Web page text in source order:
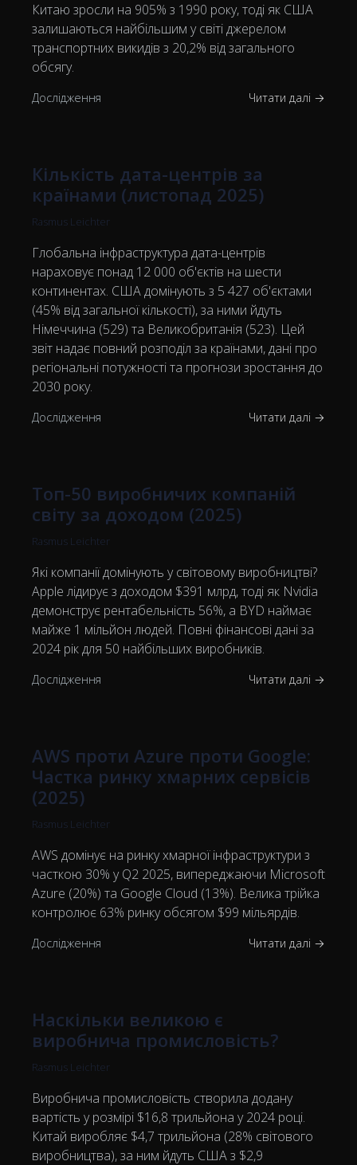
Китаю зросли на 905% з 1990 року, тоді як США
залишаються найбільшим у світі джерелом
транспортних викидів з 20,2% від загального
обсягу.
Дослідження Читати далі →
Кількість дата-центрів за
країнами (листопад 2025)
Rasmus Leichter
Глобальна інфраструктура дата-центрів
нараховує понад 12 000 об'єктів на шести
континентах. США домінують з 5 427 об'єктами
(45% від загальної кількості), за ними йдуть
Німеччина (529) та Великобританія (523). Цей
звіт надає повний розподіл за країнами, дані про
регіональні потужності та прогнози зростання до
2030 року.
Дослідження Читати далі →
Топ-50 виробничих компаній
світу за доходом (2025)
Rasmus Leichter
Які компанії домінують у світовому виробництві?
Apple лідирує з доходом $391 млрд, тоді як Nvidia
демонструє рентабельність 56%, а BYD наймає
майже 1 мільйон людей. Повні фінансові дані за
2024 рік для 50 найбільших виробників.
Дослідження Читати далі →
AWS проти Azure проти Google:
Частка ринку хмарних сервісів
(2025)
Rasmus Leichter
AWS домінує на ринку хмарної інфраструктури з
часткою 30% у Q2 2025, випереджаючи Microsoft
Azure (20%) та Google Cloud (13%). Велика трійка
контролює 63% ринку обсягом $99 мільярдів.
Дослідження Читати далі →
Наскільки великою є
виробнича промисловість?
Rasmus Leichter
Виробнича промисловість створила додану
вартість у розмірі $16,8 трильйона у 2024 році.
Китай виробляє $4,7 трильйона (28% світового
виробництва), за ним йдуть США з $2,9